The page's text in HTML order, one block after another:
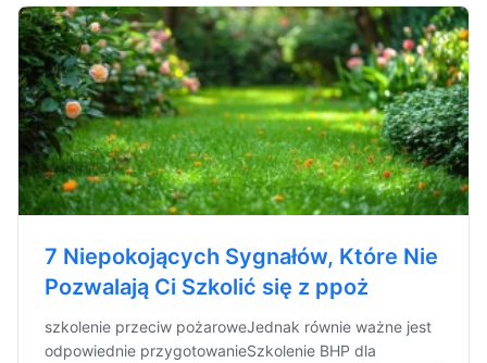
7 Niepokojących Sygnałów, Które Nie
Pozwalają Ci Szkolić się z ppoż
szkolenie przeciw pożaroweJednak równie ważne jest
odpowiednie przygotowanieSzkolenie BHP dla